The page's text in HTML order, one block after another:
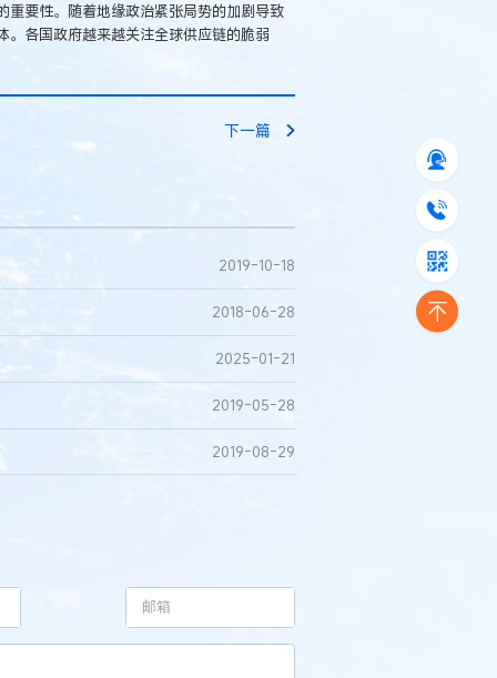
重要性。随着地缘政治紧张局势的加剧导致
各国政府越来越关注全球供应链的脆弱
下一篇
2019-10-18
2018-06-28
2025-01-21
2019-05-28
2019-08-29